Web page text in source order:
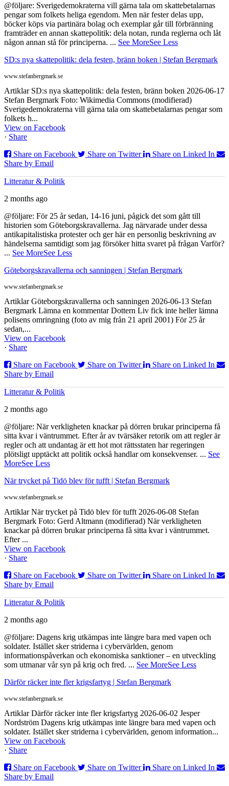
@följare: Sverigedemokraterna vill gärna tala om skattebetalarnas
pengar som folkets heliga egendom. Men när fester delas upp,
böcker köps via partinära bolag och exemplar går till förbränning
framträder en annan skattepolitik: dela notan, runda reglerna och låt
någon annan stå för principerna. ... See MoreSee Less
SD:s nya skattepolitik: dela festen, bränn boken | Stefan Bergmark
www.stefanbergmark.se
Artiklar SD:s nya skattepolitik: dela festen, bränn boken 2026-06-17
Stefan Bergmark Foto: Wikimedia Commons (modifierad)
Sverigedemokraterna vill gärna tala om skattebetalarnas pengar som
folkets h...
View on Facebook
· Share
Share on Facebook
Share on Twitter
Share on Linked In
Share by Email
Litteratur & Politik
2 months ago
@följare: För 25 år sedan, 14-16 juni, pågick det som gått till
historien som Göteborgskravallerna. Jag närvarade under dessa
antikapitalistiska protester och ger här en personlig beskrivning av
händelserna samtidigt som jag försöker hitta svaret på frågan Varför?
... See MoreSee Less
Göteborgskravallerna och sanningen | Stefan Bergmark
www.stefanbergmark.se
Artiklar Göteborgskravallerna och sanningen 2026-06-13 Stefan
Bergmark Lämna en kommentar Dottern Liv fick inte heller lämna
polisens omringning (foto av mig från 21 april 2001) För 25 år
sedan,...
View on Facebook
· Share
Share on Facebook
Share on Twitter
Share on Linked In
Share by Email
Litteratur & Politik
2 months ago
@följare: När verkligheten knackar på dörren brukar principerna få
sitta kvar i väntrummet. Efter år av tvärsäker retorik om att regler är
regler och att undantag är ett hot mot rättsstaten har regeringen
plötsligt upptäckt att politik också handlar om konsekvenser. ... See
MoreSee Less
När trycket på Tidö blev för tufft | Stefan Bergmark
www.stefanbergmark.se
Artiklar När trycket på Tidö blev för tufft 2026-06-08 Stefan
Bergmark Foto: Gerd Altmann (modifierad) När verkligheten
knackar på dörren brukar principerna få sitta kvar i väntrummet.
Efter ...
View on Facebook
· Share
Share on Facebook
Share on Twitter
Share on Linked In
Share by Email
Litteratur & Politik
2 months ago
@följare: Dagens krig utkämpas inte längre bara med vapen och
soldater. Istället sker striderna i cybervärlden, genom
informationspåverkan och ekonomiska sanktioner – en utveckling
som utmanar vår syn på krig och fred. ... See MoreSee Less
Därför räcker inte fler krigsfartyg | Stefan Bergmark
www.stefanbergmark.se
Artiklar Därför räcker inte fler krigsfartyg 2026-06-02 Jesper
Nordström Dagens krig utkämpas inte längre bara med vapen och
soldater. Istället sker striderna i cybervärlden, genom information...
View on Facebook
· Share
Share on Facebook
Share on Twitter
Share on Linked In
Share by Email